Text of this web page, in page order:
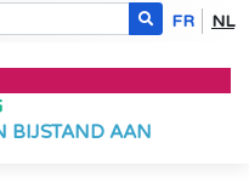
FR NL
BIJSTAND AAN